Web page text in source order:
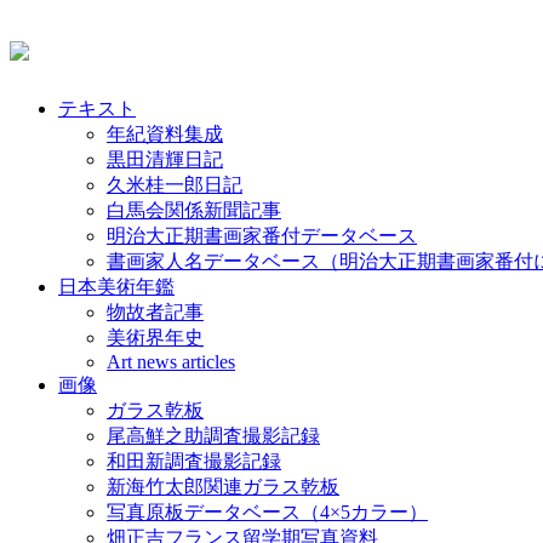
テキスト
年紀資料集成
黒田清輝日記
久米桂一郎日記
白馬会関係新聞記事
明治大正期書画家番付データベース
書画家人名データベース（明治大正期書画家番付
日本美術年鑑
物故者記事
美術界年史
Art news articles
画像
ガラス乾板
尾高鮮之助調査撮影記録
和田新調査撮影記録
新海竹太郎関連ガラス乾板
写真原板データベース（4×5カラー）
畑正吉フランス留学期写真資料